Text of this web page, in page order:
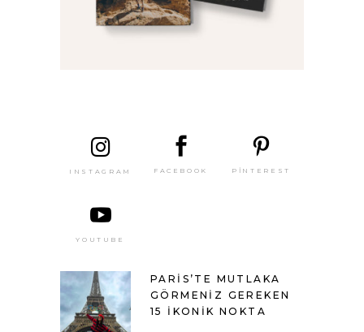
INSTAGRAM FACEBOOK PINTEREST
YOUTUBE
PARIS’TE MUTLAKA
GÖRMENIZ GEREKEN
15 İKONIK NOKTA